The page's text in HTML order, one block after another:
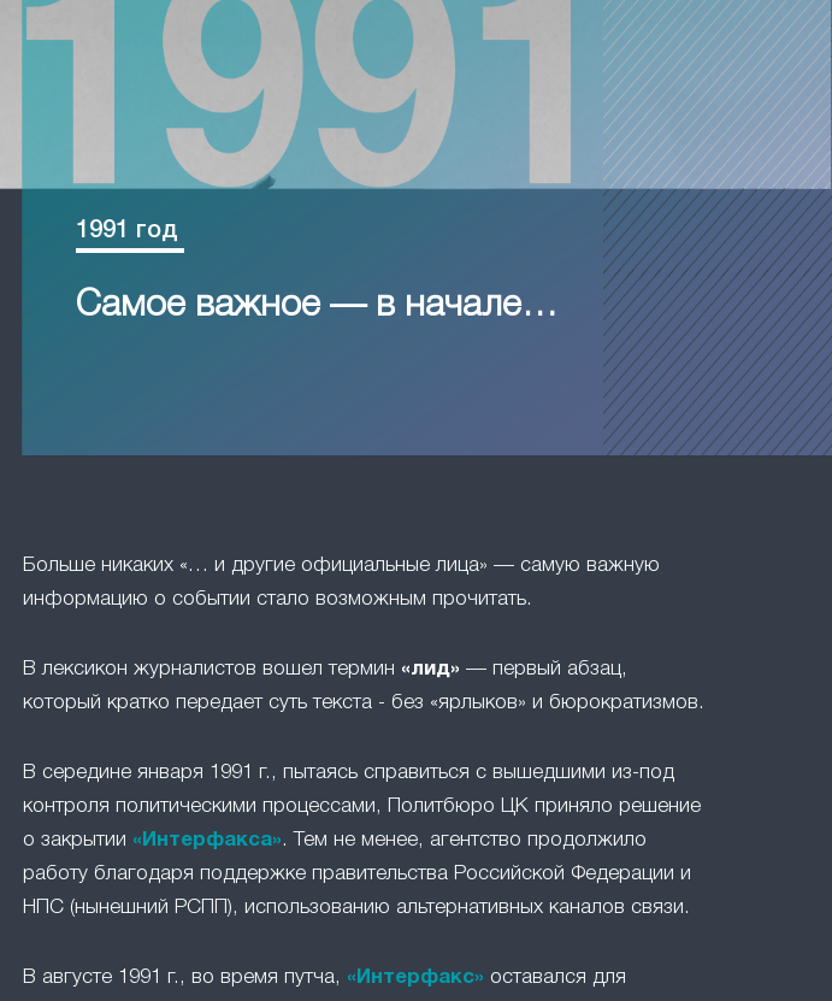
1991 год
Самое важное — в начале…
Больше никаких «… и другие официальные лица» — самую важную
информацию о событии стало возможным прочитать.
В лексикон журналистов вошел термин «лид» — первый абзац,
который кратко передает суть текста - без «ярлыков» и бюрократизмов.
В середине января 1991 г., пытаясь справиться с вышедшими из-под
контроля политическими процессами, Политбюро ЦК приняло решение
о закрытии «Интерфакса». Тем не менее, агентство продолжило
работу благодаря поддержке правительства Российской Федерации и
НПС (нынешний РСПП), использованию альтернативных каналов связи.
В августе 1991 г., во время путча, «Интерфакс» оставался для